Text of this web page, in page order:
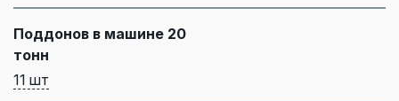
Поддонов в машине 20
тонн
11 шт